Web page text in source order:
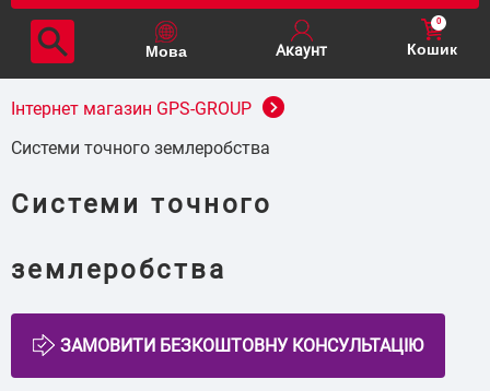
Кошик
0
Інтернет магазин GPS-GROUP
Системи точного землеробства
Системи точного
землеробства